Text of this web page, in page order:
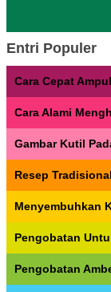
Entri Populer
Cara Cepat
Cara Alami
Gambar Kutil
Resep
Menyembuhkan
Pengobatan
Pengobatan